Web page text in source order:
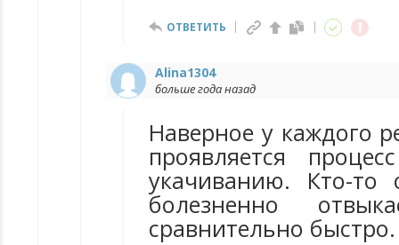
ОТВЕТИТЬ
Alina1304
больше года назад
Наверное у каждого
проявляется
укачиванию. Кто-
болезненно
сравнительно быстро.